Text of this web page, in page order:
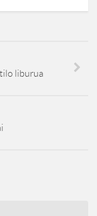
liburua